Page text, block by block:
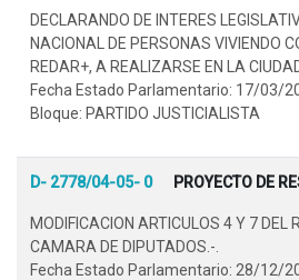
DECLARANDO DE INTERES
NACIONAL DE PERSONAS VIVIENDO
REDAR+, A REALIZARSE EN LA
Fecha Estado Parlamentario: 17/03/
Bloque: PARTIDO JUSTICIALISTA
D- 2778/04-05- 0 PROYECTO DE
MODIFICACION ARTICULOS 4 Y 7 DEL
CAMARA DE DIPUTADOS.-.
Fecha Estado Parlamentario: 28/12/